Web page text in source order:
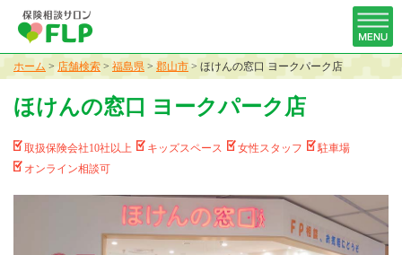
ホーム > 店舗検索 > 福島県 > 郡山市 > ほけんの窓口 ヨークパーク店
ほけんの窓口 ヨークパーク店
取扱保険会社10社以上 キッズスペース 女性スタッフ
駐車場
オンライン相談可